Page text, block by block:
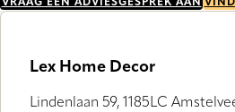
VRAAG EEN ADVIESGESPREK AAN
Lex Home Decor
Lindenlaan 59, 1185LC